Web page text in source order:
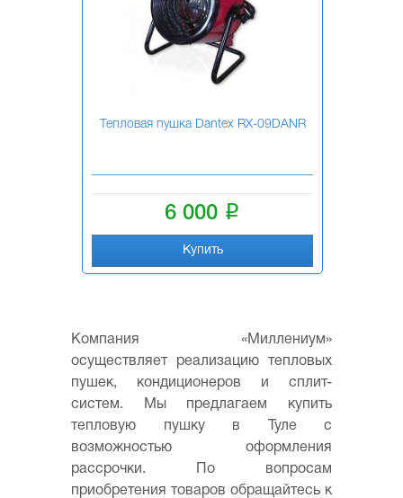
Тепловая пушка Dantex RX-09DANR
6 000 i
Купить
Компания «Миллениум»
осуществляет реализацию тепловых
пушек, кондиционеров и сплит-
систем. Мы предлагаем купить
тепловую пушку в Туле с
возможностью оформления
рассрочки. По вопросам
приобретения товаров обращайтесь к